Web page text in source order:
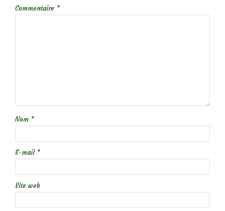
Commentaire *
Nom *
E-mail *
Site web